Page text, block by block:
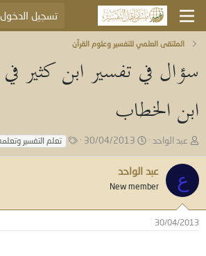
تسجيل الدخول
الملتقى العلمي للتفسير وعلوم القرآن
سؤال في تفسير ابن كثير
ابن الخطاب
ب
د
ئ
ا
و
عبد الواحد
ت
ي
خ
30/04/2013
ا تعلم التفسير
ع عبد الواحد
New member
30/04/2013